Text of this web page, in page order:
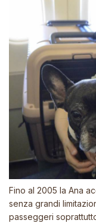
Fino al 2005 la Ana
senza grandi
passeggeri